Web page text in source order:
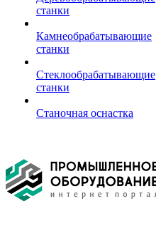
станки
Камнеобрабатывающие
станки
Стеклообрабатывающие
станки
Станочная оснастка